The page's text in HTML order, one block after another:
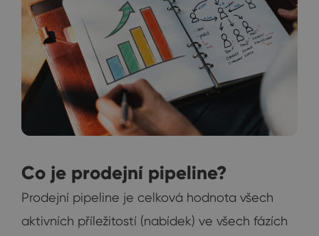
Co je prodejní pipeline?
Prodejní pipeline je celková hodnota všech
aktivních příležitostí (nabídek) ve všech fázích